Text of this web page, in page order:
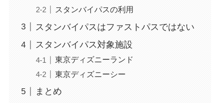
スタンバイパスの利用
スタンバイパスはファストパスではない
スタンバイパス対象施設
東京ディズニーランド
東京ディズニーシー
まとめ